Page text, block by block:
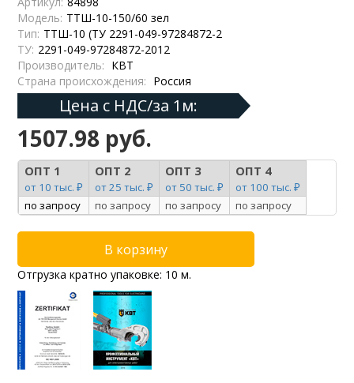
Модель: ТТШ-10-150/60 зел
Тип: ТТШ-10 (ТУ 2291-049-97284872-2
ТУ: 2291-049-97284872-2012
Производитель: КВТ
Страна происхождения: Россия
Цена с НДС/за 1м:
1507.98 руб.
ОПТ 1
от 10 тыс. ₽
ОПТ 2
от 25 тыс. ₽
ОПТ 3
от 50 тыс. ₽
ОПТ 4
от 100 тыс. ₽
по запросу
по запросу по запросу по запросу
Отгрузка кратно упаковке: 10 м.